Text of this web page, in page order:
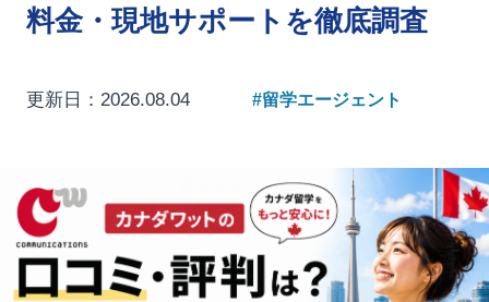
料金・現地サポートを徹底調査
更新日：2026.08.04 #留学エージェント